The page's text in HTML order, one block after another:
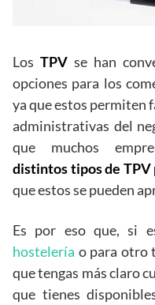
Los TPVse han
opciones para los
ya que estos permiten
administrativas del
que muchos
distintos tipos de TPV
que estos se pueden
Es por eso que, si
hostelería o para otro
que tengas más claro
que tienes